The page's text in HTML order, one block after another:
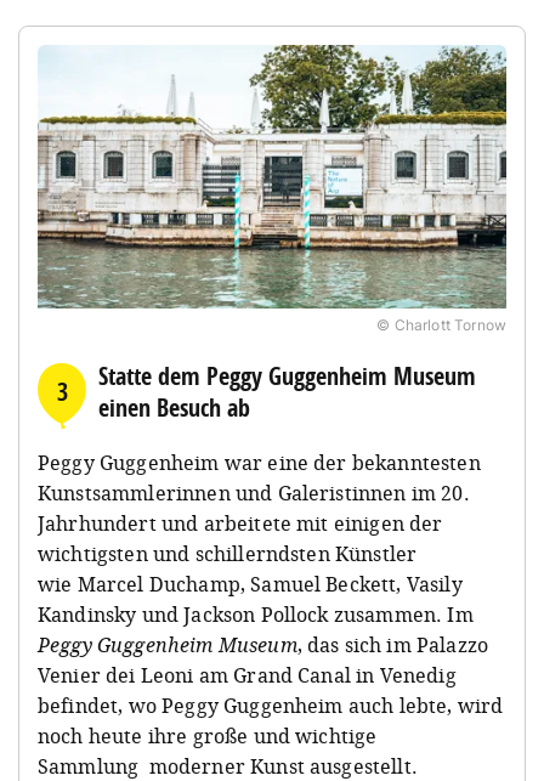
© Charlott Tornow
3
Statte dem Peggy Guggenheim Museum
einen Besuch ab
Peggy Guggenheim war eine der bekanntesten
Kunstsammlerinnen und Galeristinnen im 20.
Jahrhundert und arbeitete mit einigen der
wichtigsten und schillerndsten Künstler
wie Marcel Duchamp, Samuel Beckett, Vasily
Kandinsky und Jackson Pollock zusammen. Im
Peggy Guggenheim Museum, das sich im Palazzo
Venier dei Leoni am Grand Canal in Venedig
befindet, wo Peggy Guggenheim auch lebte, wird
noch heute ihre große und wichtige
Sammlung moderner Kunst ausgestellt.